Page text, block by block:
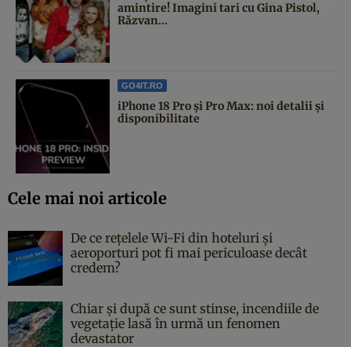
amintire! Imagini tari cu Gina Pistol,
Răzvan...
GO4IT.RO
iPhone 18 Pro și Pro Max: noi detalii și
disponibilitate
Cele mai noi articole
De ce rețelele Wi-Fi din hoteluri și
aeroporturi pot fi mai periculoase decât
credem?
Chiar și după ce sunt stinse, incendiile de
vegetație lasă în urmă un fenomen
devastator